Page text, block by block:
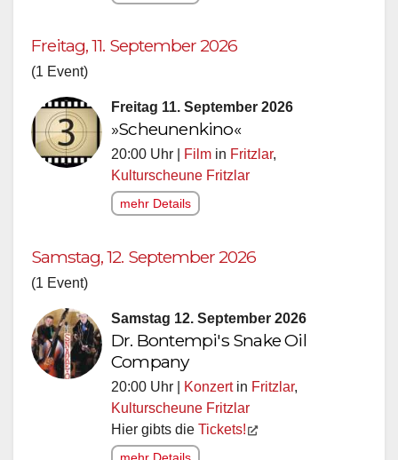
Freitag, 11. September 2026
(1 Event)
Freitag 11. September 2026
»Scheunenkino«
20:00 Uhr | Film in Fritzlar,
Kulturscheune Fritzlar
mehr Details
Samstag, 12. September 2026
(1 Event)
Samstag 12. September 2026
Dr. Bontempi's Snake Oil
Company
20:00 Uhr | Konzertin Fritzlar,
Kulturscheune Fritzlar
Hier gibts die Tickets!
mehr Details